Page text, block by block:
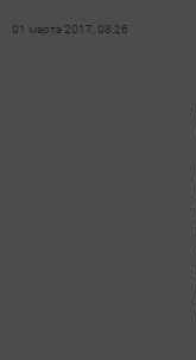
01 марта 2017, 08:26